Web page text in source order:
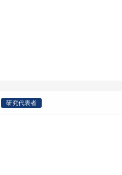
研究代表者